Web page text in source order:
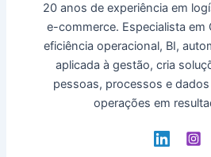
20 anos de experiência em
e-commerce. Especialista em
eficiência operacional, BI,
aplicada à gestão, cria
pessoas, processos e
operações em